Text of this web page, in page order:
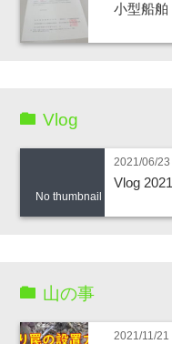
小型船
Vlog
No thumbnail
2021/06/23
Vlog
山の事
2021/11/21